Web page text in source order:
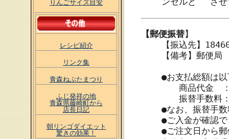
りんごサイズ目安
レシピ紹介
リンク集
青森ねぶたまつり
ふじ発祥の地
青森県藤崎町から
店長日記
朝リンゴダイエット
驚きの効果！
【郵便振替】
【振込先】
【備考】郵便
●お支払総額は
商品代金 ：
振替手数料：
●なお、振替手
●ご入金が確認
●ご注文日から